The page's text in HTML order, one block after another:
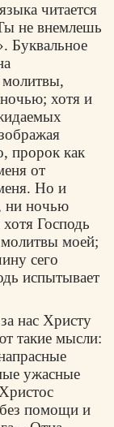
читается
не внемлешь
Буквальное
молитвы,
хотя и
пророк как
от
Но и
ни ночью
Господь
моей;
сего
испытывает
нас Христу
такие мысли:
ужасные
без помощи и